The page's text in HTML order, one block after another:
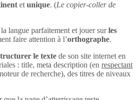
et unique. (Le copier-coller de
langue parfaitement et jouer surles
faire attention à l’orthographe.
le texte de son site internet en
: title, meta description (en respectant
de recherche), des titres de niveaux